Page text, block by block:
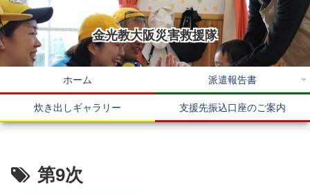
金光教大阪災害救援隊
ホーム 派遣報告書
炊き出しギャラリー 支援先振込口座のご案内
第9次